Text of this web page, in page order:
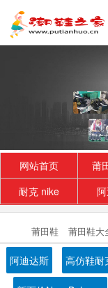
网站首页 莆
耐克 nike
莆田鞋 莆田鞋大
阿迪达斯 高仿鞋耐